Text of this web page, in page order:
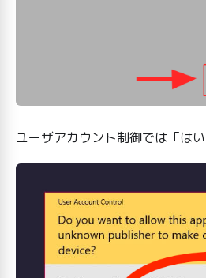
ユーザアカウント制御では「はい